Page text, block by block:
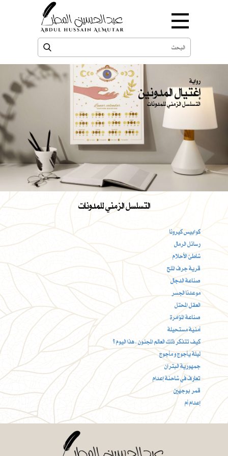
رواية
إغتيال المدونين
التسلسل الزمني للمدونات
التسلسل الزمني للمدونات
كوابيس كيرونا
رسائل الرمال
شاطئ الأحلام
قرية جرف الملح
صناعة الدجال
موعدنا الجسر
العقل المحتل
صناعة المؤامرة
أمنية مستحيلة
كيف تتذكر ذلك العالم المجنون ، هذا اليوم ؟
ليلة يأجوج و مأجوج
جمهورية البتران
تعارف في شاحنة إعدام
قمر بوجهين
إعدام أم